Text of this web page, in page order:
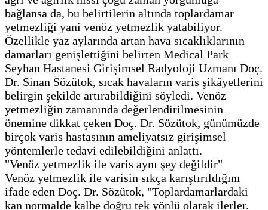
bağlansa da, bu belirtilerin altında toplardamar
yetmezliği yani venöz yetmezlik yatabiliyor.
Özellikle yaz aylarında artan hava sıcaklıklarının
damarları genişlettiğini belirten Medical Park
Seyhan Hastanesi Girişimsel Radyoloji Uzmanı Doç.
Dr. Sinan Sözütok, sıcak havaların varis şikâyetlerini
belirgin şekilde artırabildiğini söyledi. Venöz
yetmezliğin zamanında değerlendirilmesinin
önemine dikkat çeken Doç. Dr. Sözütok, günümüzde
birçok varis hastasının ameliyatsız girişimsel
yöntemlerle tedavi edilebildiğini anlattı.
"Venöz yetmezlik ile varis aynı şey değildir"
Venöz yetmezlik ile varisin sıkça karıştırıldığını
ifade eden Doç. Dr. Sözütok, "Toplardamarlardaki
kan normalde kalbe doğru tek yönlü olarak ilerler.